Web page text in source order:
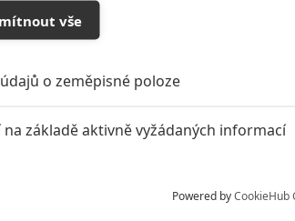
vše
o zeměpisné poloze
základě aktivně vyžádaných informací
k informacím v zařízení
Powered byCookieHub